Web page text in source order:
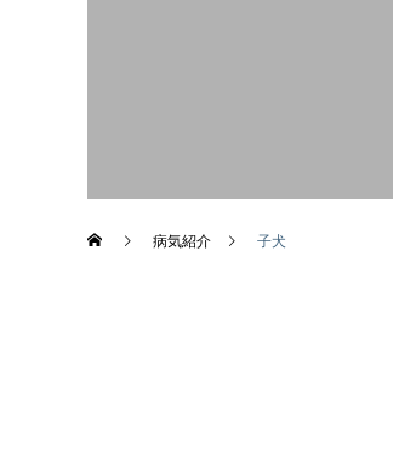
病気紹介 子犬